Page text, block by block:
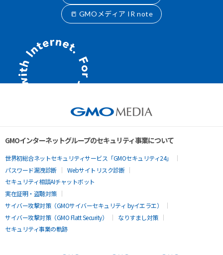
📒 GMOメディア IR note
GMOインターネットグループのセキュリティ事業について
世界初総合ネットセキュリティサービス「GMOセキュリティ24」
パスワード漏洩診断
Webサイトリスク診断
セキュリティ相談AIチャットボット
実在証明・盗聴対策
サイバー攻撃対策（GMOサイバーセキュリティ byイエラエ）
サイバー攻撃対策（GMO Flatt Security）
なりすまし対策
セキュリティ事業の軌跡